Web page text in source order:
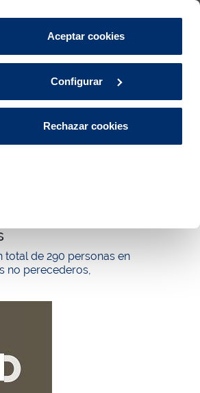
Aceptar cookies
Configurar
Rechazar cookies
CA ES Área de Clientes
Actualidad
total de 290 personas en
no perecederos,